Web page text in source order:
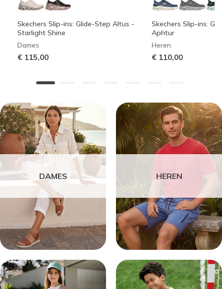
Skechers Slip-ins: Glide-Step Altus -
Starlight Shine
Dames
€ 115,00
Skechers Slip-ins:
Aphtur
Heren
€ 110,00
DAMES HEREN